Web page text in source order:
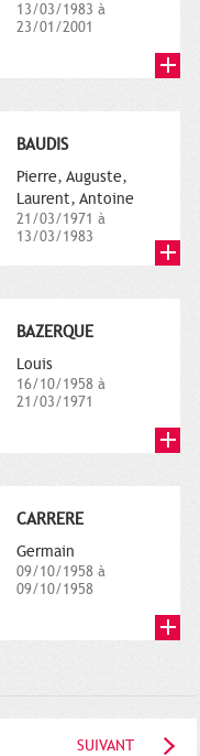
13/03/1983 à
23/01/2001
BAUDIS
Pierre, Auguste,
Laurent, Antoine
21/03/1971 à
13/03/1983
BAZERQUE
Louis
16/10/1958 à
21/03/1971
CARRERE
Germain
09/10/1958 à
09/10/1958
SUIVANT